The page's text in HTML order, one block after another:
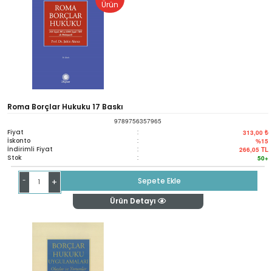
Ürün
Roma Borçlar Hukuku 17 Baskı
9789756357965
Fiyat : 313,00 ₺
İskonto : %15
İndirimli Fiyat : 266,05 TL
Stok : 50+
- +
Sepete Ekle
Ürün Detayı